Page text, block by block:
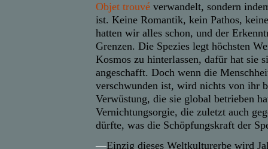
Objet trouvé verwandelt, sondern
ist. Keine Romantik, kein Pathos,
hatten wir alles schon, und der
Grenzen. Die Spezies legt höchsten
Kosmos zu hinterlassen, dafür hat sie
angeschafft. Doch wenn die
verschwunden ist, wird nichts von ihr
Verwüstung, die sie global betrieben
Vernichtungsorgie, die zuletzt auch
dürfte, was die Schöpfungskraft der
—Einzig dieses Weltkulturerbe wird